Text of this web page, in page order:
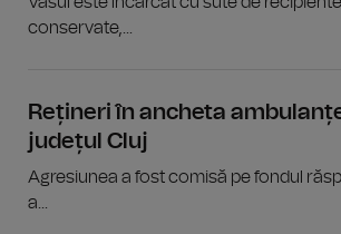
conservate,...
Rețineri în ancheta
județul Cluj
Agresiunea a fost comisă pe fondul
a...